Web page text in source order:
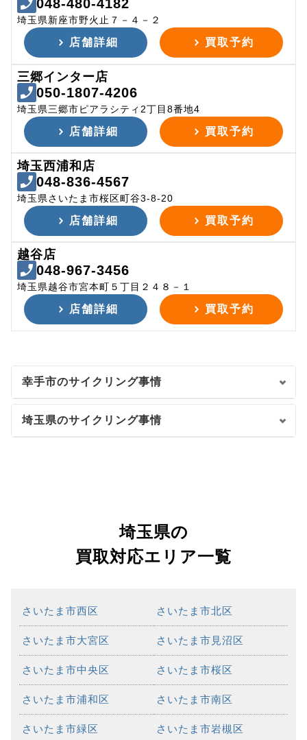
048-480-4182
埼玉県新座市野火止７－４－２
店舗詳細 買取予約
三郷インター店
050-1807-4206
埼玉県三郷市ピアラシティ2丁目8番地4
店舗詳細 買取予約
埼玉西浦和店
048-836-4567
埼玉県さいたま市桜区町谷3-8-20
店舗詳細 買取予約
越谷店
048-967-3456
埼玉県越谷市宮本町５丁目２４８－１
店舗詳細 買取予約
幸手市のサイクリング事情
埼玉県のサイクリング事情
埼玉県の
買取対応エリア一覧
さいたま市西区 さいたま市北区
さいたま市大宮区 さいたま市見沼区
さいたま市中央区 さいたま市桜区
さいたま市浦和区 さいたま市南区
さいたま市緑区 さいたま市岩槻区